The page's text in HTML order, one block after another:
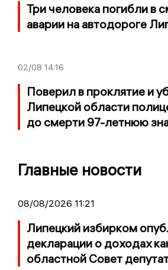
Три человека погибли в
аварии на автодороге
02/08 14:16
Поверил в проклятие и
Липецкой области
до смерти 97-летнюю
Главные новости
08/08/2026 11:21
Липецкий избирком
декларации о доходах
областной Совет